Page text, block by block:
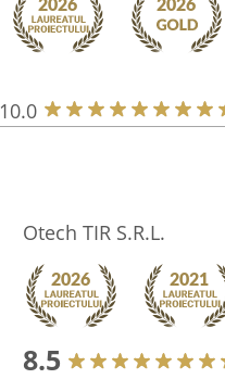
10.0
Otech TIR S.R.L.
8.5